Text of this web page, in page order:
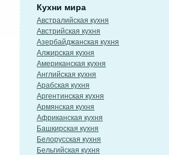
Кухни мира
Австралийская кухня
Австрийская кухня
Азербайджанская кухня
Алжирская кухня
Американская кухня
Английская кухня
Арабская кухня
Аргентинская кухня
Армянская кухня
Африканская кухня
Башкирская кухня
Белорусская кухня
Бельгийская кухня